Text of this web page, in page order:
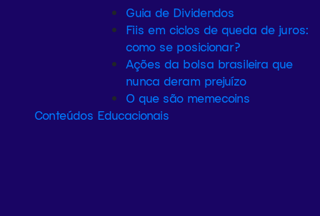
Guia de Dividendos
Fiis em ciclos de queda de juros:
como se posicionar?
Ações da bolsa brasileira que
nunca deram prejuízo
O que são memecoins
Conteúdos Educacionais